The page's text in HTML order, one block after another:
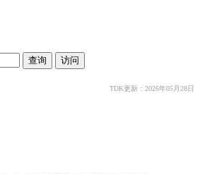
TDK更新：2026年05月28日